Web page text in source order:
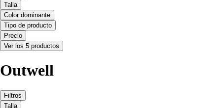
Talla
Color dominante
Tipo de producto
Precio
Ver los 5 productos
Outwell
Filtros
Talla